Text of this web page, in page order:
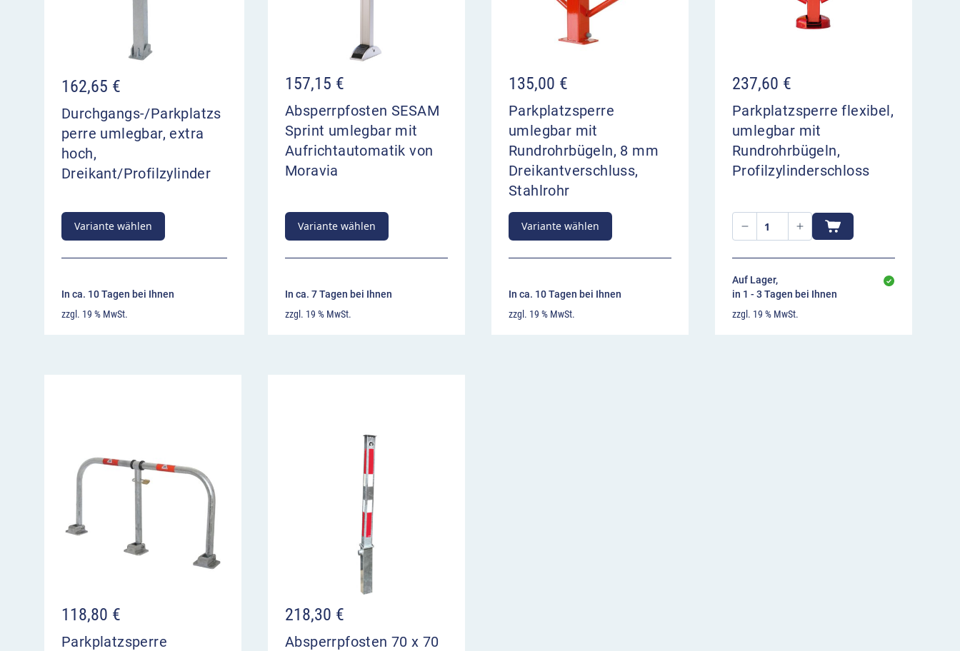
162,65 €
Durchgangs-/Parkplatzs
perre umlegbar, extra
hoch,
Dreikant/Profilzylinder
Variante wählen
In ca. 10 Tagen bei Ihnen
zzgl. 19 % MwSt.
157,15 €
Absperrpfosten SESAM
Sprint umlegbar mit
Aufrichtautomatik von
Moravia
Variante wählen
In ca. 7 Tagen bei Ihnen
zzgl. 19 % MwSt.
135,00 €
Parkplatzsperre
umlegbar mit
Rundrohrbügeln, 8 mm
Dreikantverschluss,
Stahlrohr
Variante wählen
In ca. 10 Tagen bei Ihnen
zzgl. 19 % MwSt.
237,60 €
Parkplatzsperre flexibel,
umlegbar mit
Rundrohrbügeln,
Profilzylinderschloss
Auf Lager,
in 1 - 3 Tagen bei Ihnen
zzgl. 19 % MwSt.
118,80 €
Parkplatzsperre
218,30 €
Absperrpfosten 70 x 70